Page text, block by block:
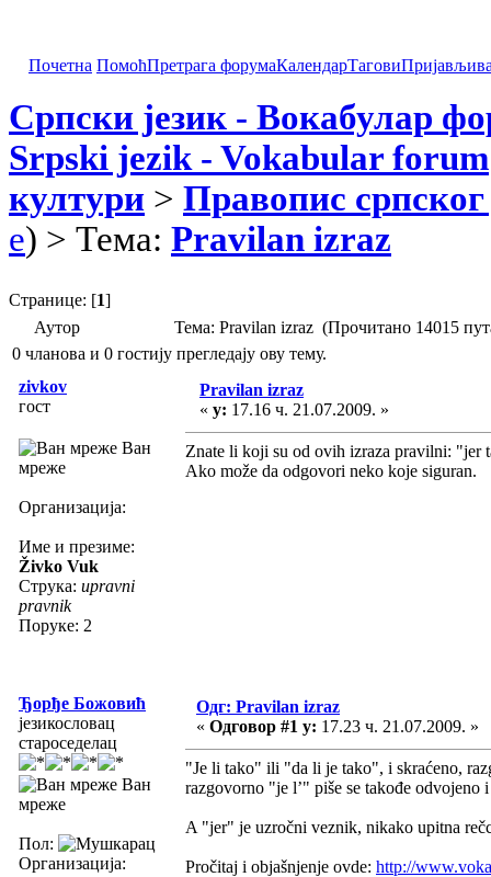
Почетна ПомоћПретрага форумаКалендарТагови
Српски језик - Вокабулар
Srpski jezik - Vokabular forum
култури > Правопис српског
e) > Тема: Pravilan izraz
Странице: [1]
Аутор
Тема: Pravilan izraz (Прочитано 14015
0 чланова и 0 гостију прегледају ову тему.
zivkov
гост
Ван
мреже
Организација:
Име и презиме:
Živko Vuk
Струка: upravni
pravnik
Поруке: 2
Pravilan izraz
« у: 17.16 ч. 21.07.2009. »
Znate li koji su od ovih izraza pravilni:
Ako može da odgovori neko koje siguran.
Ђорђе Божовић
језикословац
староседелац
Ван
мреже
Пол:
Организација:
Одг: Pravilan izraz
« Одговор #1 у: 17.23 ч. 21.07.2009. »
"Je li tako" ili "da li je tako", i skraćeno,
razgovorno "je l’" piše se takođe odvojeno
A "jer" je uzročni veznik, nikako upitna
Pročitaj i objašnjenje ovde: http://